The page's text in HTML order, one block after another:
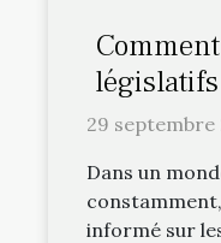
29 septembre
Dans un
informé sur